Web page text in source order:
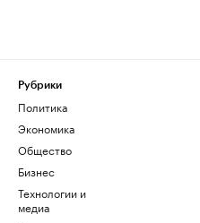
Рубрики
Политика
Экономика
Общество
Бизнес
Технологии и
медиа